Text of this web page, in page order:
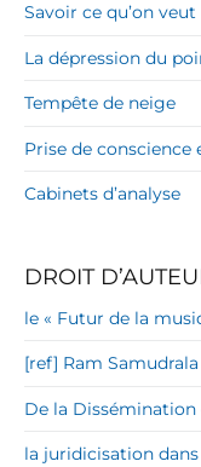
Savoir ce qu’on veut
La dépression du
Tempête de neige
Prise de
Cabinets d’analyse
DROIT
le « Futur de la
[ref] Ram
De la
la juridicisation